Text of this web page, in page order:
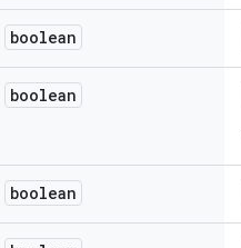
boolean
boolean
boolean